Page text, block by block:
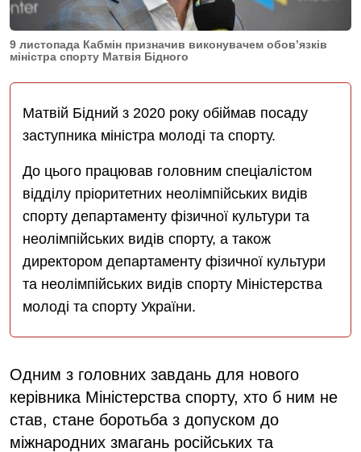
9 листопада Кабмін призначив виконувачем обов’язків
міністра спорту Матвія Бідного
Матвій Бідний з 2020 року обіймав посаду
заступника міністра молоді та спорту.
До цього працював головним спеціалістом
відділу пріоритетних неолімпійських видів
спорту департаменту фізичної культури та
неолімпійських видів спорту, а також
директором департаменту фізичної культури
та неолімпійських видів спорту Міністерства
молоді та спорту України.
Одним з головних завдань для нового
керівника Міністерства спорту, хто б ним не
став, стане боротьба з допуском до
міжнародних змагань російських та